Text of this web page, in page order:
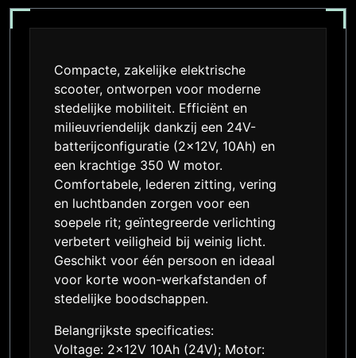
Compacte, zakelijke elektrische
scooter, ontworpen voor moderne
stedelijke mobiliteit. Efficiënt en
milieuvriendelijk dankzij een 24V-
batterijconfiguratie (2×12V, 10Ah) en
een krachtige 350 W motor.
Comfortabele, lederen zitting, vering
en luchtbanden zorgen voor een
soepele rit; geïntegreerde verlichting
verbetert veiligheid bij weinig licht.
Geschikt voor één persoon en ideaal
voor korte woon-werkafstanden of
stedelijke boodschappen.
Belangrijkste specificaties:
Voltage: 2×12V 10Ah (24V); Motor: